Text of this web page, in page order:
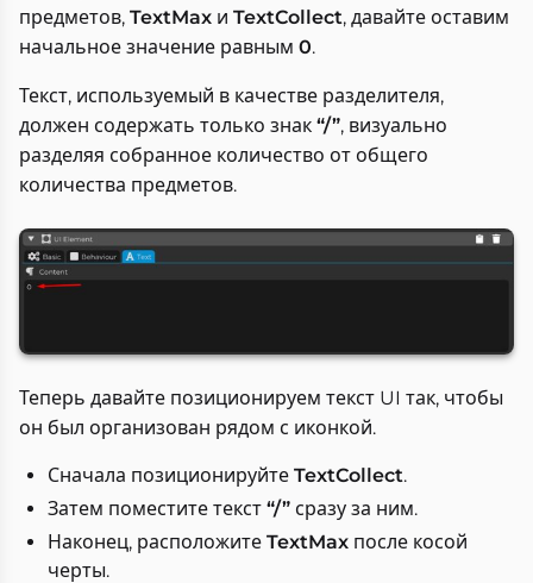
предметов, TextMax и TextCollect, давайте оставим
начальное значение равным 0.
Текст, используемый в качестве разделителя,
должен содержать только знак “/”, визуально
разделяя собранное количество от общего
количества предметов.
Теперь давайте позиционируем текст UI так, чтобы
он был организован рядом с иконкой.
Сначала позиционируйте TextCollect.
Затем поместите текст “/” сразу за ним.
Наконец, расположите TextMax после косой
черты.